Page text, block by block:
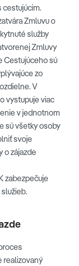
cestujúcim.
Zmluvu o
služby
Zmluvy
Cestujúceho sú
zo
V
vystupuje viac
v jednotnom
sú všetky osoby
svoje
o zájazde
zabezpečuje
realizovaný